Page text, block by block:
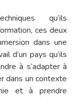
qu’ils
ces deux
dans une
d’un pays qu’ils
à s’adapter à
dans un contexte
et à prendre